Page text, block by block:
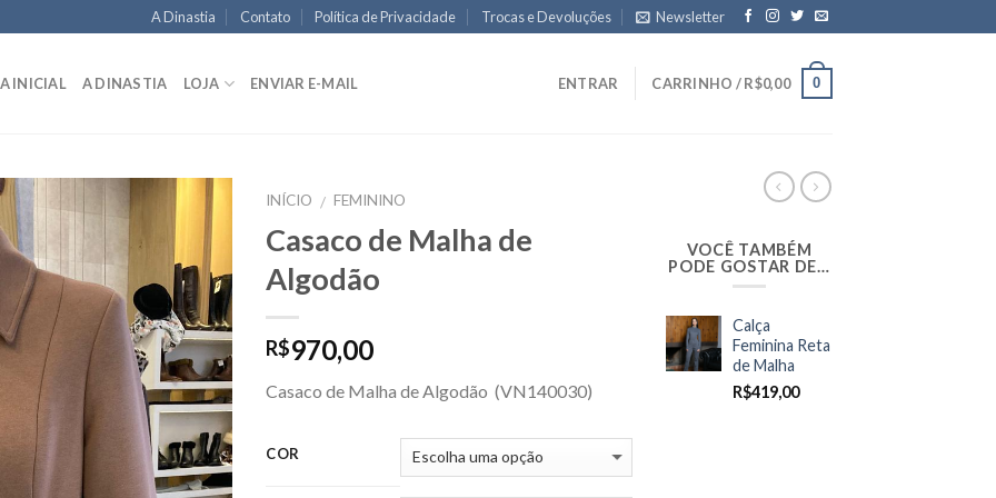
A Dinastia Contato Política de Privacidade Trocas e Devoluções Newsletter
INICIAL A DINASTIA LOJA ENVIAR E-MAIL ENTRAR CARRINHO /R$0,00 0
INÍCIO / FEMININO
Casaco de Malha de
Algodão
R$970,00
Casaco de Malha de Algodão (VN140030)
COR
VOCÊ TAMBÉM
PODE GOSTAR DE…
Calça
Feminina Reta
de Malha
R$419,00